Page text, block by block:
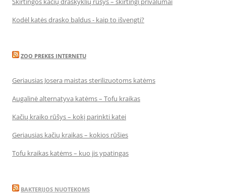
Kodėl katės drasko baldus - kaip to išvengti?
ZOO PREKES INTERNETU
Geriausias Josera maistas sterilizuotoms katėms
Augalinė alternatyva katėms – Tofu kraikas
Kačių kraiko rūšys – kokį parinkti katei
Geriausias kačių kraikas – kokios rūšies
Tofu kraikas katėms – kuo jis ypatingas
BAKTERIJOS NUOTEKOMS